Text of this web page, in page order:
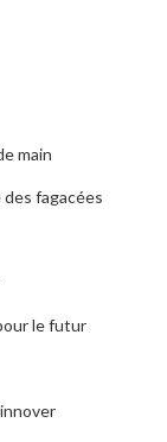
main
des fagacées
le futur